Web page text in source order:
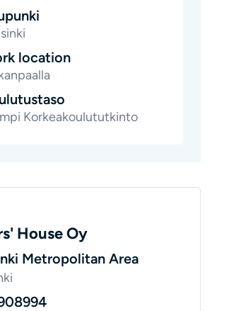
location
Korkeakoulututkinto
House Oy
Metropolitan Area